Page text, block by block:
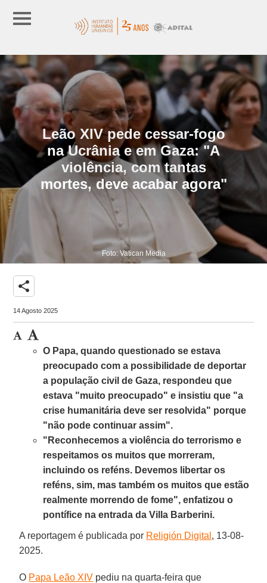
Leão XIV pede cessar-fogo
na Ucrânia e em Gaza: "A
violência, com tantas
mortes, deve acabar agora"
Foto: Vatican Media
share
14 Agosto 2025
O Papa, quando questionado se estava
preocupado com a possibilidade de deportar
a população civil de Gaza, respondeu que
estava "muito preocupado" e insistiu que "a
crise humanitária deve ser resolvida" porque
"não pode continuar assim".
"Reconhecemos a violência do terrorismo e
respeitamos os muitos que morreram,
incluindo os reféns. Devemos libertar os
reféns, sim, mas também os muitos que estão
realmente morrendo de fome", enfatizou o
pontífice na entrada da Villa Barberini.
A reportagem é publicada por Religión Digital , 13-08-
2025.
O Papa Leão XIV pediu na quarta-feira que